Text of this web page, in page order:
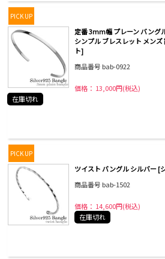
PICK UP
定番 3mm幅 プレーン バング
シンプル ブレスレット メン
ト]
商品番号 bab-0922
価格： 13,000円(税込)
在庫切れ
PICK UP
ツイスト バングル シルバー [
商品番号 bab-1502
価格： 14,600円(税込)
在庫切れ